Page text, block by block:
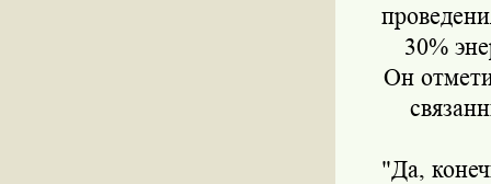
30%
Он
"Да,